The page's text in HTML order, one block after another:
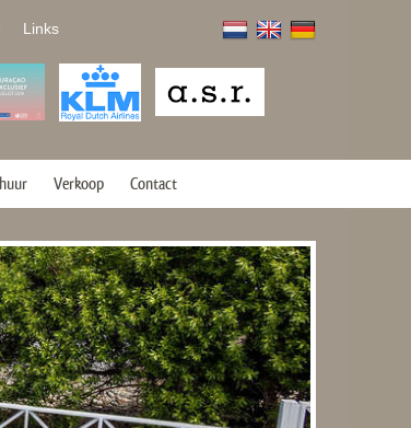
Links
Verkoop Contact